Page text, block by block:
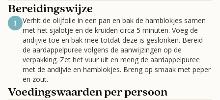
Bereidingswijze
1
Verhit de olijfolie in een pan en bak de hamblokjes samen
met het sjalotje en de kruiden circa 5 minuten. Voeg de
andijvie toe en bak mee totdat deze is geslonken. Bereid
de aardappelpuree volgens de aanwijzingen op de
verpakking. Zet het vuur uit en meng de aardappelpuree
met de andijvie en hamblokjes. Breng op smaak met peper
en zout.
Voedingswaarden per persoon